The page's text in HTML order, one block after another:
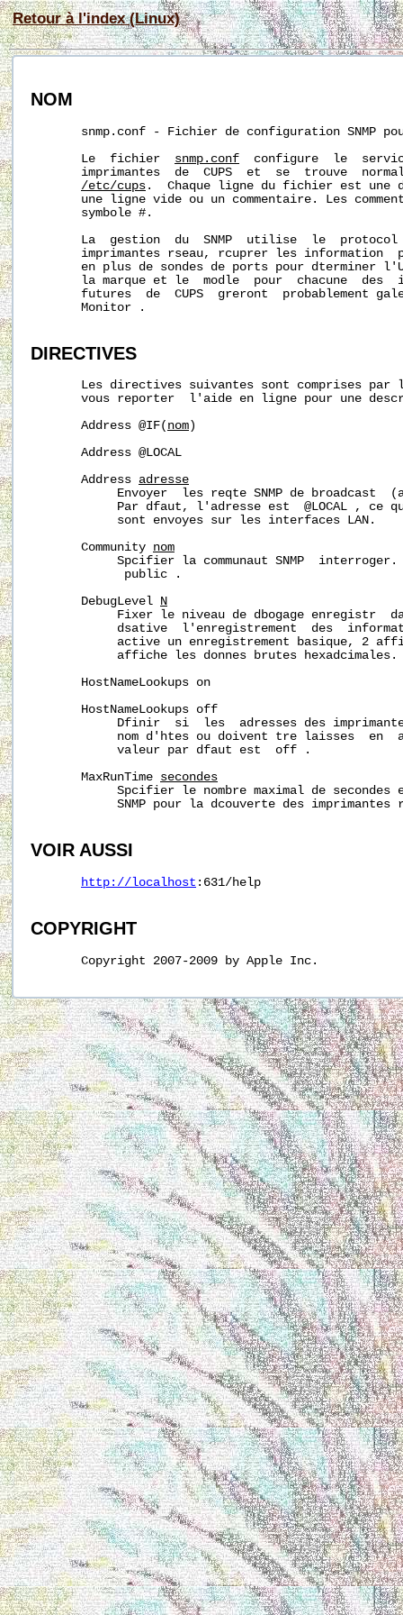
Retour à l'index (Linux)
NOM
snmp.conf - Fichier de configuration SNMP
       Le  fichier
snmp.conf
configure  le
imprimantes  de  CUPS  et  se  trouve
/etc/cups .  Chaque ligne du fichier est une
une ligne vide ou un commentaire. Les
       symbole #.
La  gestion  du  SNMP  utilise  le
imprimantes rseau, rcuprer les information
en plus de sondes de ports pour dterminer
la marque et le  modle  pour  chacune  des
futures  de  CUPS  greront  probablement
       Monitor .
DIRECTIVES
Les directives suivantes sont comprises par
vous reporter  l'aide en ligne pour une
       Address @IF(
nom )
       Address @LOCAL
       Address
adresse
Envoyer  les reqte SNMP de broadcast
Par dfaut, l'adresse est  @LOCAL , ce
            sont envoyes sur les interfaces LAN.
       Community
nom
Spcifier la communaut SNMP
             public .
       DebugLevel
N
Fixer le niveau de dbogage enregistr
dsative  l'enregistrement  des
active un enregistrement basique, 2
            affiche les donnes brutes hexadcimales.
       HostNameLookups on
       HostNameLookups off
Dfinir  si  les  adresses des
nom d'htes ou doivent tre laisses  en
            valeur par dfaut est  off .
       MaxRunTime
secondes
Spcifier le nombre maximal de secondes
SNMP pour la dcouverte des imprimantes
VOIR AUSSI
http://localhost :631/help
COPYRIGHT